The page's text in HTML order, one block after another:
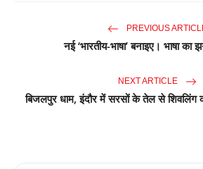
PREVIOUS
नई ‘भारतीय-भाषा’ बनाइए। भाषा का
NEXT ARTICLE
बिजलपुर धाम, इंदौर में सरसों के तेल से शिवलिंग